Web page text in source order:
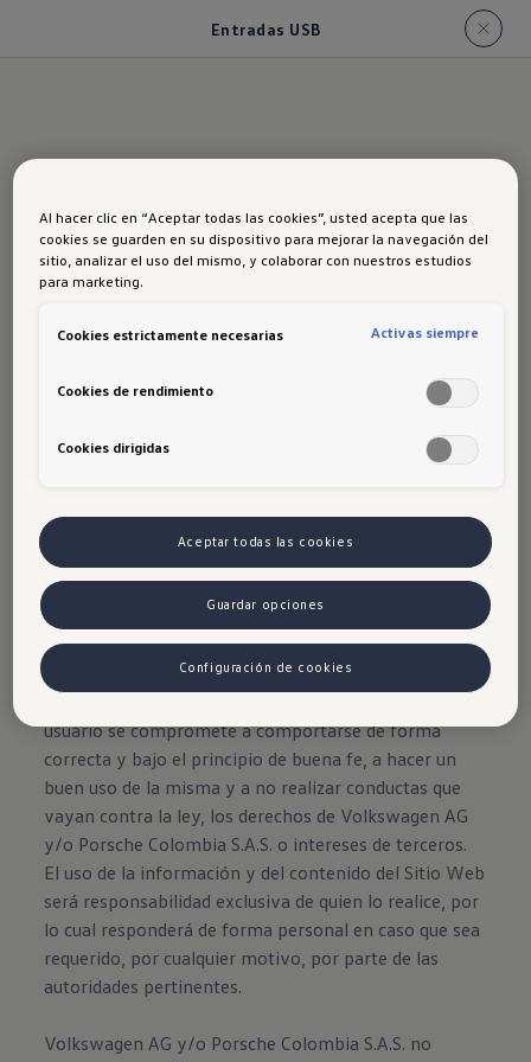
Entradas USB
Nuevas entradas
USB
suman 2 puertos USB
pasajeros puedan disfrutar mantenerse
Disclaimer de Volkswagen
usuario se compromete a comportarse de forma
correcta y bajo el principio de buena fe, a hacer un
buen uso de la misma y a no realizar conductas que
vayan contra la ley, los derechos de Volkswagen AG
y/o Porsche Colombia S.A.S. o intereses de terceros.
El uso de la información y del contenido del Sitio Web
será responsabilidad exclusiva de quien lo realice, por
lo cual responderá de forma personal en caso que sea
requerido, por cualquier motivo, por parte de las
autoridades pertinentes.
Volkswagen AG y/o Porsche Colombia S.A.S. no
Al hacer clic en “Aceptar todas las cookies”, usted acepta que las
cookies se guarden en su dispositivo para mejorar la navegación del
sitio, analizar el uso del mismo, y colaborar con nuestros estudios
para marketing.
Cookies estrictamente necesarias Activas siempre
Cookies de rendimiento
Cookies dirigidas
Aceptar todas las cookies
Guardar opciones
Configuración de cookies